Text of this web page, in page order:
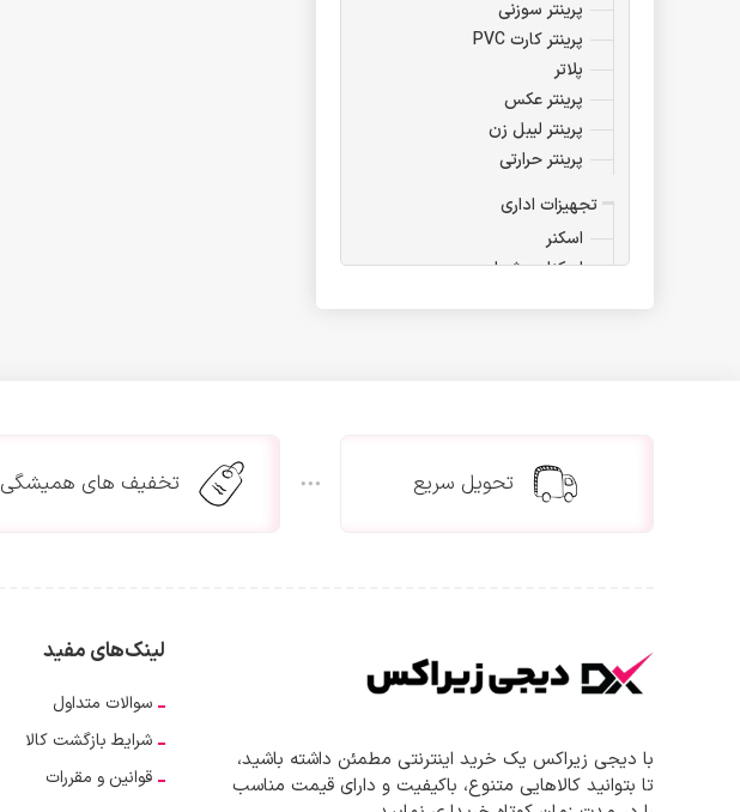
پرینتر سوزنی
پرینتر کارت PVC
پلاتر
پرینتر عکس
پرینتر لیبل زن
پرینتر حرارتی
تجهیزات اداری
اسکنر
اسکناس شمار
تجهیزات فروشگاهی
لیبل پرینتر
دیتا پروژکتور
پرده نمایش
لامپ ویدئو پروژکتور
تلفن و فکس
تحویل سریع تخفیف های همیشگی
با دیجی زیراکس یک خرید اینترنتی مطمئن داشته باشید،
تا بتوانید کالاهایی متنوع، باکیفیت و دارای قیمت مناسب
لینک‌های مفید
سوالات متداول
شرایط بازگشت کالا
قوانین و مقررات